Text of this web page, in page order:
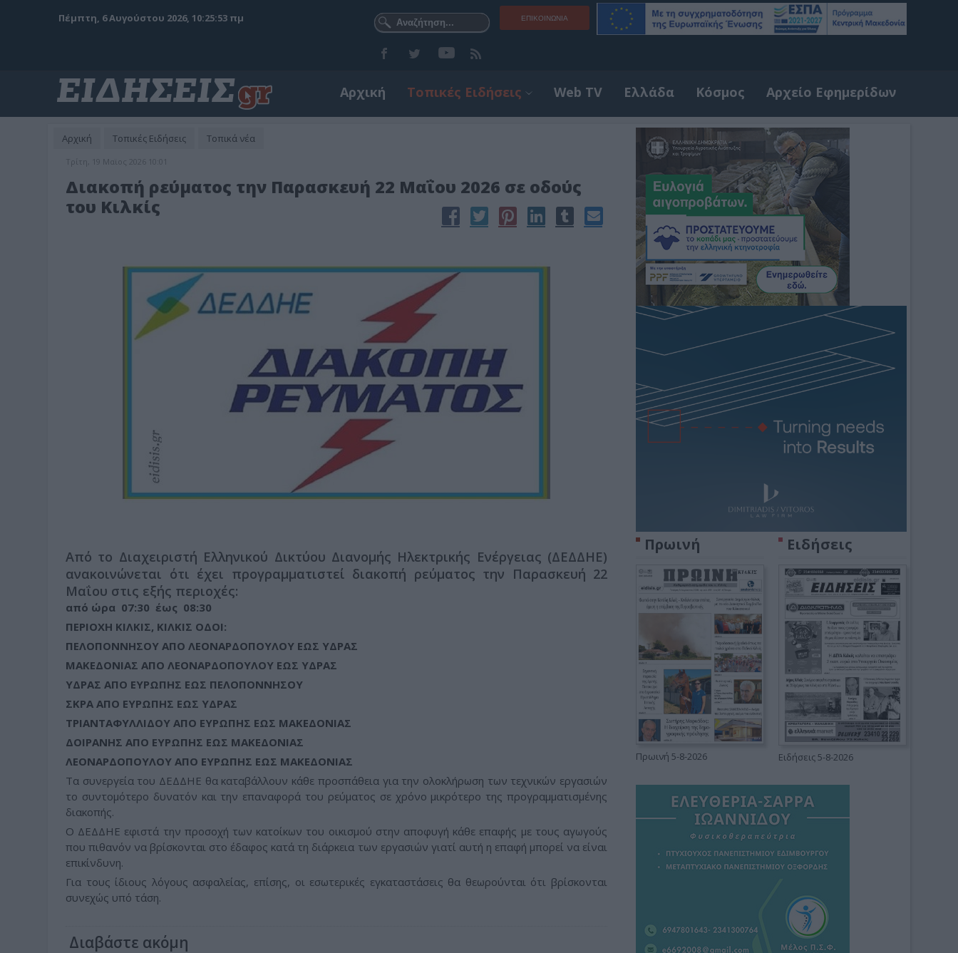
ΕΠΙΚΟΙΝΩΝΊΑ
Πέμπτη, 6 Αυγούστου 2026, 10:25:55 πμ
Αρχική Τοπικές Ειδήσεις Web TV Ελλάδα Κόσμος Αρχείο Εφημερίδων
Αρχική Τοπικές Ειδήσεις Τοπικά νέα
Τρίτη, 19 Μαϊος 2026 10:01
Διακοπή ρεύματος την Παρασκευή 22 Μαΐου 2026 σε οδούς
του Κιλκίς
Από το Διαχειριστή Ελληνικού Δικτύου Διανομής Ηλεκτρικής Ενέργειας (ΔΕΔΔΗΕ)
ανακοινώνεται ότι έχει προγραμματιστεί διακοπή ρεύματος την Παρασκευή 22
Μαΐου στις εξής περιοχές:
από ώρα 07:30 έως 08:30
ΠΕΡΙΟΧΗ ΚΙΛΚΙΣ, ΚΙΛΚΙΣ ΟΔΟΙ:
ΠΕΛΟΠΟΝΝΗΣΟΥ ΑΠΟ ΛΕΟΝΑΡΔΟΠΟΥΛΟΥ ΕΩΣ ΥΔΡΑΣ
ΜΑΚΕΔΟΝΙΑΣ ΑΠΟ ΛΕΟΝΑΡΔΟΠΟΥΛΟΥ ΕΩΣ ΥΔΡΑΣ
ΥΔΡΑΣ ΑΠΟ ΕΥΡΩΠΗΣ ΕΩΣ ΠΕΛΟΠΟΝΝΗΣΟΥ
ΣΚΡΑ ΑΠΟ ΕΥΡΩΠΗΣ ΕΩΣ ΥΔΡΑΣ
ΤΡΙΑΝΤΑΦΥΛΛΙΔΟΥ ΑΠΟ ΕΥΡΩΠΗΣ ΕΩΣ ΜΑΚΕΔΟΝΙΑΣ
ΔΟΙΡΑΝΗΣ ΑΠΟ ΕΥΡΩΠΗΣ ΕΩΣ ΜΑΚΕΔΟΝΙΑΣ
ΛΕΟΝΑΡΔΟΠΟΥΛΟΥ ΑΠΟ ΕΥΡΩΠΗΣ ΕΩΣ ΜΑΚΕΔΟΝΙΑΣ
Τα συνεργεία του ΔΕΔΔΗΕ θα καταβάλλουν κάθε προσπάθεια για την ολοκλήρωση των τεχνικών εργασιών
το συντομότερο δυνατόν και την επαναφορά του ρεύματος σε χρόνο μικρότερο της προγραμματισμένης
διακοπής.
Ο ΔΕΔΔΗΕ εφιστά την προσοχή των κατοίκων του οικισμού στην αποφυγή κάθε επαφής με τους αγωγούς
που πιθανόν να βρίσκονται στο έδαφος κατά τη διάρκεια των εργασιών γιατί αυτή η επαφή μπορεί να είναι
επικίνδυνη.
Για τους ίδιους λόγους ασφαλείας, επίσης, οι εσωτερικές εγκαταστάσεις θα θεωρούνται ότι βρίσκονται
συνεχώς υπό τάση.
Διαβάστε ακόμη
Πρωινή
Πρωινή 5-8-2026
Ειδήσεις
Ειδήσεις 5-8-2026